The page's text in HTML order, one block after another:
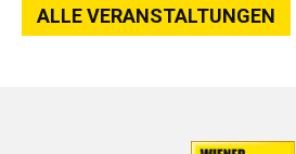
ALLE VERANSTALTUNGEN